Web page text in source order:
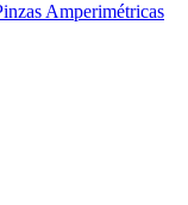
Amperimétricas